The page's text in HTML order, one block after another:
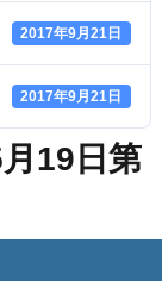
2017年9月21日
2017年9月21日
19日第